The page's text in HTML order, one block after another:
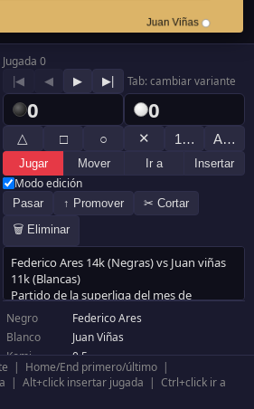
Jugada 0
|◀ ◀ ▶ ▶| Tab: cambiar variante
0 0
△ □ ○ ✕ 1… A…
Jugar Mover Ir a Insertar
Modo edición
Pasar ↑ Promover
✂ Cortar
🗑 Eliminar
Negro
Federico Ares
Blanco
Juan Viñas
Komi
0.5
Handicap
3 piedras
Tablero
| Home/End primero/último |
| Alt+click insertar jugada | Ctrl+click ir a